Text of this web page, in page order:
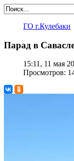
ГО г.Кулебаки
Парад в
15:11, 11 мая
Просмотров: